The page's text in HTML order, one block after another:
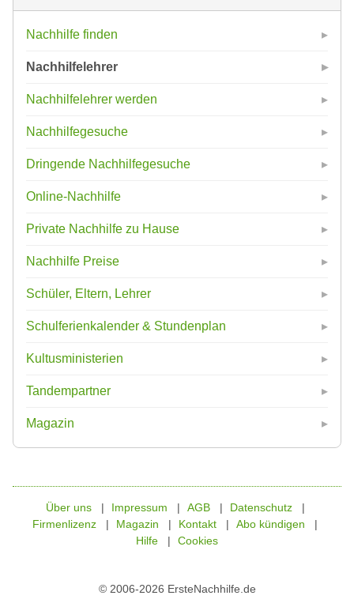
Nachhilfe finden
Nachhilfelehrer
Nachhilfelehrer werden
Nachhilfegesuche
Dringende Nachhilfegesuche
Online-Nachhilfe
Private Nachhilfe zu Hause
Nachhilfe Preise
Schüler, Eltern, Lehrer
Schulferienkalender & Stundenplan
Kultusministerien
Tandempartner
Magazin
© 2006-2026 ErsteNachhilfe.de
Über uns Impressum AGB
Datenschutz
Firmenlizenz
Magazin Kontakt
Abo kündigen
Hilfe
Cookies